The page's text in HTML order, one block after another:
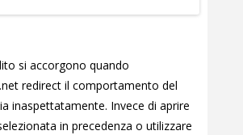
si accorgono quando
redirect il comportamento del
inaspettatamente. Invece di aprire
in precedenza o utilizzare